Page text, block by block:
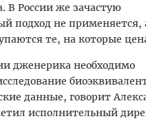
В России же зачастую
подход не применяется,
те, на которые
дженерика необходимо
данные, говорит
исполнительный